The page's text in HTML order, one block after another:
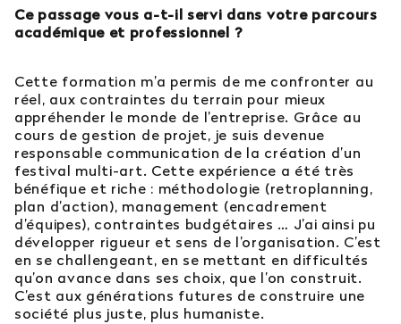
Ce passage vous a-t-il servi dans votre parcours
académique et professionnel ?
Cette formation m’a permis de me confronter au
réel, aux contraintes du terrain pour mieux
appréhender le monde de l’entreprise. Grâce au
cours de gestion de projet, je suis devenue
responsable communication de la création d’un
festival multi-art. Cette expérience a été très
bénéfique et riche : méthodologie (retroplanning,
plan d’action), management (encadrement
d’équipes), contraintes budgétaires … J’ai ainsi pu
développer rigueur et sens de l’organisation. C’est
en se challengeant, en se mettant en difficultés
qu’on avance dans ses choix, que l’on construit.
C’est aux générations futures de construire une
société plus juste, plus humaniste.